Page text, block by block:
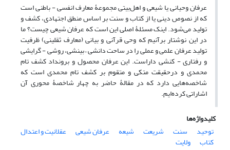
عرفان وحیانی یا شیعی و اهل‌بیتی مجموعۀ معارف انفسی - باطنی است
که از نصوص دینی یا از کتاب و سنت بر اساس منطق اجتهادی، کشف و
تولید می‌شود. اینک مسئلۀ اصلی این است که عرفان شیعی چیست؟ ما
در این نوشتار برآنیم که وحی قرآنی و بیانی (معارف ثقلینی) ظرفیت
تولید عرفان علمی و عملی را در ساحت دانشی – بینشی، روشی - گرایشی
و رفتاری - کنشی داراست. این عرفان محصول و برونداد کشف تام
محمدی و درحقیقت متکی و متقوم بر کشف تام محمدی است که
شاخصه‌هایی دارد که در مقالۀ حاضر به چهار شاخصۀ محوری آن
اشاراتی کرده‌ایم.
کلیدواژه‌ها
توحید
سنت شریعت شیعه عرفان شیعی عقلانیت و اعتدال
کتاب ولایت